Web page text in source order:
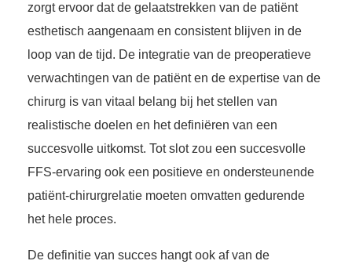
zorgt ervoor dat de gelaatstrekken van de patiënt
esthetisch aangenaam en consistent blijven in de
loop van de tijd. De integratie van de preoperatieve
verwachtingen van de patiënt en de expertise van de
chirurg is van vitaal belang bij het stellen van
realistische doelen en het definiëren van een
succesvolle uitkomst. Tot slot zou een succesvolle
FFS-ervaring ook een positieve en ondersteunende
patiënt-chirurgrelatie moeten omvatten gedurende
het hele proces.
De definitie van succes hangt ook af van de